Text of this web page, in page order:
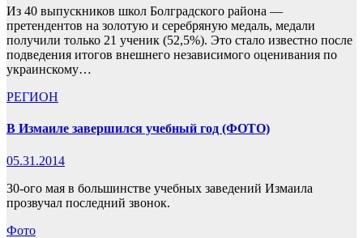
Из 40 выпускников школ Болградского района —
претендентов на золотую и серебряную медаль, медали
получили только 21 ученик (52,5%). Это стало известно после
подведения итогов внешнего независимого оценивания по
украинскому…
РЕГИОН
В Измаиле завершился учебный год (ФОТО)
05.31.2014
30-ого мая в большинстве учебных заведений Измаила
прозвучал последний звонок.
Фото